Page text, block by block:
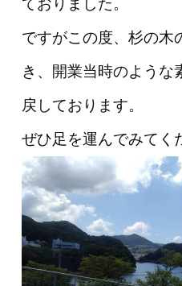
ておりました。
ですがこの度、杉の木
き、開業当時のような
戻しております。
ぜひ足を運んでみてく